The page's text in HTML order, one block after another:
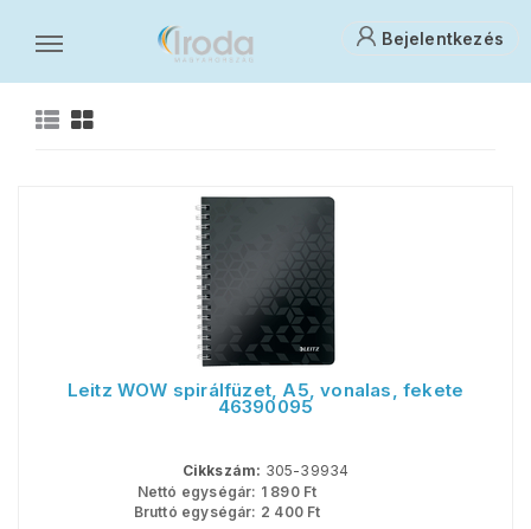
Bejelentkezés
Ön erre keresett: f-202508
Leitz WOW spirálfüzet, A5, vonalas, fekete
46390095
Cikkszám: 305-39934
Nettó egységár: 1 890Ft
Bruttó egységár: 2 400Ft